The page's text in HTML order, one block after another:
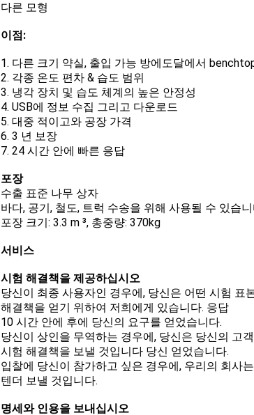
다른 모형
이점:
1. 다른 크기 약실, 출입 가능 방에도달에서
2. 각종 온도 편차 & 습도 범위
3. 냉각 장치 및 습도 체계의 높은 안정성
4. USB에 정보 수집 그리고 다운로드
5. 대중 적이고와 공장 가격
6. 3 년 보장
7. 24 시간 안에 빠른 응답
포장
수출 표준 나무 상자
바다, 공기, 철도, 트럭 수송을 위해 사용될 수 있습
포장 크기: 3.3 m ³, 총중량: 370kg
서비스
시험 해결책을 제공하십시오
당신이 최종 사용자인 경우에, 당신은 어떤 시험 표
해결책을 얻기 위하여 저희에게 있습니다. 응답
10 시간 안에 후에 당신의 요구를 얻었습니다.
당신이 상인을 무역하는 경우에, 당신은 당신의 고
시험 해결책을 보낼 것입니다 당신 얻었습니다.
입찰에 당신이 참가하고 싶은 경우에, 우리의 회사
텐더 보낼 것입니다.
명세와 인용을 보내십시오